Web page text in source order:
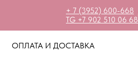
+ 7 (3952) 600-668
TG +7 902 510 06 68
ОПЛАТА И ДОСТАВКА